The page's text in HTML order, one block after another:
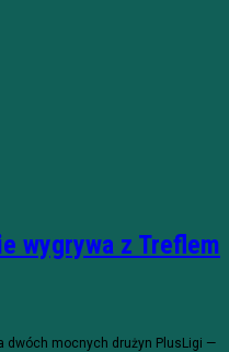
wygrywa z Treflem
dwóch mocnych drużyn PlusLigi —